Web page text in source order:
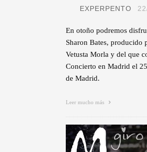
EXPERPENTO
En otoño podremos
Sharon Bates, producido
Vetusta Morla y del que
Concierto en Madrid el
de Madrid.
Leer mucho más